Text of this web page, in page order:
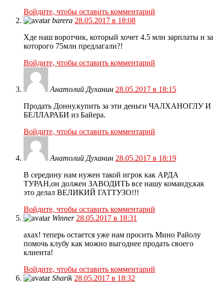
Войдите, чтобы оставить комментарий
barera 28.05.2017 в 18:08
Хде наш воротчик, который хочет 4.5 млн зарплаты и за
которого 75млн предлагали?!
Войдите, чтобы оставить комментарий
Анатолий Духанин 28.05.2017 в 18:15
Продать Донну.купить за эти деньги ЧАЛХАНОГЛУ И
БЕЛЛАРАБИ из Байера.
Войдите, чтобы оставить комментарий
Анатолий Духанин 28.05.2017 в 18:19
В середину нам нужен такой игрок как АРДА
ТУРАН,он должен ЗАВОДИТЬ все нашу команду,как
это делал ВЕЛИКИЙ ГАТТУЗО!!!
Войдите, чтобы оставить комментарий
Winner 28.05.2017 в 18:31
ахах! теперь остается уже нам просить Мино Райолу
помочь клубу как можно выгоднее продать своего
клиента!
Войдите, чтобы оставить комментарий
Sharik 28.05.2017 в 18:32